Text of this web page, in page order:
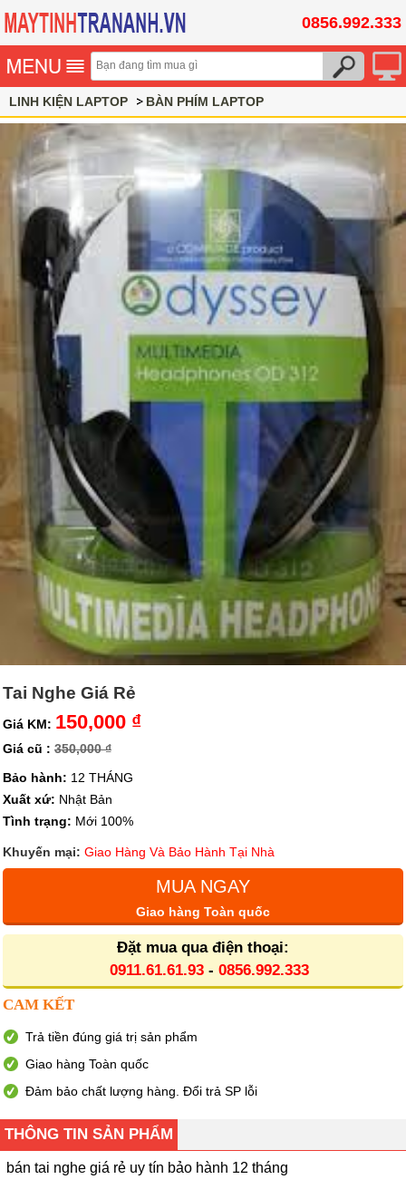
0856.992.333
LINH KIỆN LAPTOP BÀN PHÍM LAPTOP
Tai Nghe Giá Rẻ
Giá KM: 150,000 ₫
Giá cũ : 350,000 ₫
Bảo hành: 12 THÁNG
Xuất xứ: Nhật Bản
Tình trạng: Mới 100%
Khuyến mại: Giao Hàng Và Bảo Hành Tại Nhà
MUA NGAY
Giao hàng Toàn quốc
Đặt mua qua điện thoại:
0911.61.61.93- 0856.992.333
CAM KẾT
Trả tiền đúng giá trị sản phẩm
Giao hàng Toàn quốc
Đảm bảo chất lượng hàng. Đổi trả SP lỗi
THÔNG TIN SẢN PHẨM
bán tai nghe giá rẻ uy tín bảo hành 12 tháng